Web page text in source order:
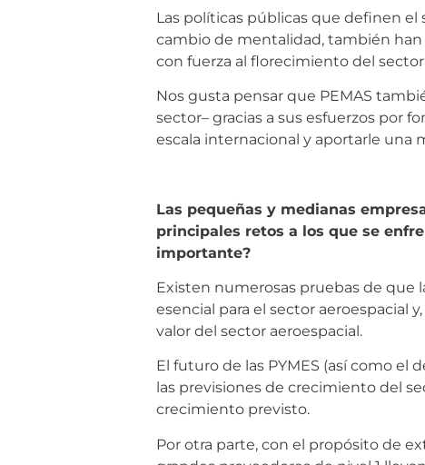
Las políticas públicas que definen
cambio de mentalidad, también
con fuerza al florecimiento del
Nos gusta pensar que PEMAS
sector– gracias a sus esfuerzos por
escala internacional y aportarle una
Las pequeñas y medianas
principales retos a los que se
importante?
Existen numerosas pruebas de que
esencial para el sector aeroespacial
valor del sector aeroespacial.
El futuro de las PYMES (así como el
las previsiones de crecimiento del
crecimiento previsto.
Por otra parte, con el propósito de